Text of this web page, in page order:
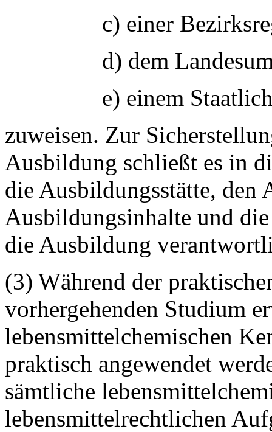
c) einer
d) dem
e) einem
zuweisen. Zur
Ausbildung schließt es in
die Ausbildungsstätte, den
Ausbildungsinhalte und
die Ausbildung
(3) Während der
vorhergehenden Studium
lebensmittelchemischen
praktisch angewendet
sämtliche
lebensmittelrechtlichen